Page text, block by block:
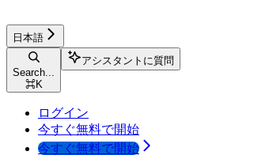
日本語
Search...
⌘K
アシスタントに質問
ログイン
今すぐ無料で開始
今すぐ無料で開始